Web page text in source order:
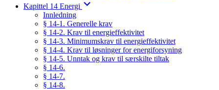
Kapittel 14 Energi
Innledning
§ 14-1. Generelle krav
§ 14-2. Krav til energieffektivitet
§ 14-3. Minimumskrav til energieffektivitet
§ 14-4. Krav til løsninger for energiforsyning
§ 14-5. Unntak og krav til særskilte tiltak
§ 14-6.
§ 14-7.
§ 14-8.